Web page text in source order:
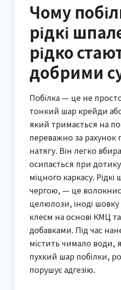
Чому
рідкі
рідко
добрими
Побілка — це не
тонкий шар крейди
який тримається на
переважно за рахунок
натягу. Він легко
осипається при
міцного каркасу.
чергою, — це
целюлози, іноді
клеєм на основі КМЦ
добавками. Під час
містить чимало води,
пухкий шар побілки,
порушує адгезію.